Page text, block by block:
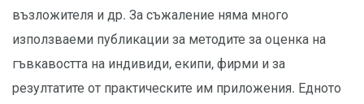
възложителя и др. За съжаление няма много
използваеми публикации за методите за оценка на
гъвкавостта на индивиди, екипи, фирми и за
резултатите от практическите им приложения. Едното